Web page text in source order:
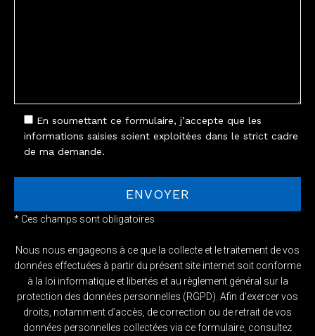
En soumettant ce formulaire, j’accepte que les
informations saisies soient exploitées dans le strict cadre
de ma demande.
* Ces champs sont obligatoires
Nous nous engageons à ce que la collecte et le traitement de vos
données effectuées à partir du présent site internet soit conforme
à la loi informatique et libertés et au règlement général sur la
protection des données personnelles (RGPD). Afin d’exercer vos
droits, notamment d’accès, de correction ou de retrait de vos
données personnelles collectées via ce formulaire, consultez